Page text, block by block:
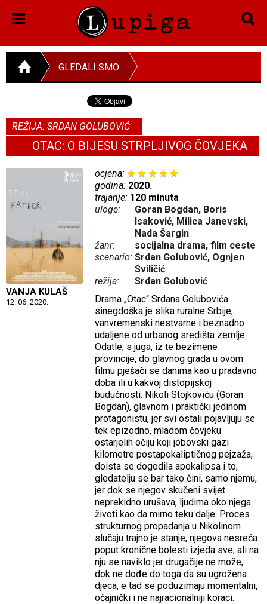
GLEDALI SMO
REŽIJA: SRDAN GOLUBOVIĆ
OTAC: O BIJESU STRPLJIVOG ČOVJEKA
VANJA KULAŠ
12. 06. 2020.
ocjena:
godina: 2020.
trajanje: 120 minuta
uloge:
Goran Bogdan, Boris
Isaković, Milica Janevski,
Nada Šargin
žanr:
socijalna drama, film ceste
scenario:Srdan Golubović, Ognjen
Sviličić
režija:
Srdan Golubović
Drama „Otac“ Srdana Golubovića
sinegdoška je slika ruralne Srbije,
vanvremenski nestvarne i beznadno
udaljene od urbanog središta zemlje.
Odatle, s juga, iz te bezimene
provincije, do glavnog grada u ovom
filmu pješači se danima kao u pradavno
doba ili u kakvoj distopijskoj
budućnosti. Nikoli Stojkoviću (Goran
Bogdan), glavnom i praktički jedinom
protagonistu, jer svi ostali pojavljuju se
tek epizodno, mladom čovjeku
ostarjelih očiju koji jobovski gazi
kilometre postapokaliptičnog pejzaža,
doista se dogodila apokalipsa i to,
gledatelju se bar tako čini, samo njemu,
jer dok se njegov skučeni svijet
neprekidno urušava, ljudima oko njega
životi kao da mirno teku dalje. Proces
strukturnog propadanja u Nikolinom
slučaju trajno je stanje, njegova nesreća
poput kronične bolesti izjeda sve, ali na
nju se naviklo jer drugačije ne može,
dok ne dođe do toga da su ugrožena
djeca, e tad se poduzimaju momentalni,
očajnički i ne najracionalniji koraci.